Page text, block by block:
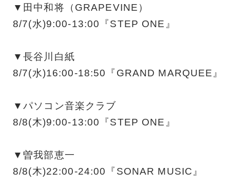
▼田中和将（GRAPEVINE）
8/7(水)9:00-13:00『STEP ONE』
▼長谷川白紙
8/7(水)16:00-18:50『GRAND MARQUEE』
▼パソコン音楽クラブ
8/8(木)9:00-13:00『STEP ONE』
▼曽我部恵一
8/8(木)22:00-24:00『SONAR MUSIC』